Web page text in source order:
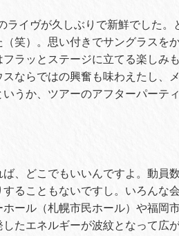
イヴが久しぶりで新鮮でした。
笑）。思い付きでサングラスを
ラッとステージに立てる楽しみ
ならではの興奮も味わえたし、
うか、ツアーのアフターパーテ
、どこでもいいんですよ。動員
ることもないですし。いろんな
ール（札幌市民ホール）や福岡
たエネルギーが波紋となって広